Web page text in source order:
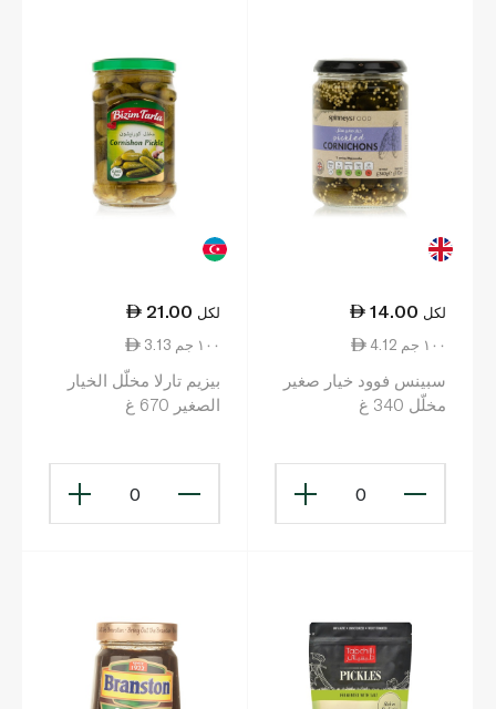
14.00 لكل
4.12 ١٠٠ جم
سبينس فوود خيار صغير
مخلّل 340 غ
0
21.00 لكل
3.13 ١٠٠ جم
بيزيم تارلا مخلّل الخيار
الصغير 670 غ
0